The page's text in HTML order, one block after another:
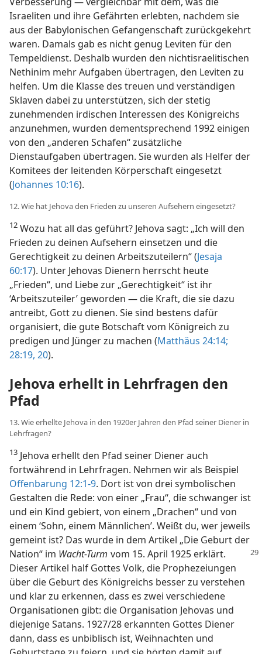
Israeliten und ihre Gefährten erlebten, nachdem sie
aus der Babylonischen Gefangenschaft zurückgekehrt
waren. Damals gab es nicht genug Leviten für den
Tempeldienst. Deshalb wurden den nichtisraelitischen
Nethinim mehr Aufgaben übertragen, den Leviten zu
helfen. Um die Klasse des treuen und verständigen
Sklaven dabei zu unterstützen, sich der stetig
zunehmenden irdischen Interessen des Königreichs
anzunehmen, wurden dementsprechend 1992 einigen
von den „anderen Schafen“ zusätzliche
Dienstaufgaben übertragen. Sie wurden als Helfer der
Komitees der leitenden Körperschaft eingesetzt
(Johannes 10:16).
12. Wie hat Jehova den Frieden zu unseren Aufsehern eingesetzt?
12 Wozu hat all das geführt? Jehova sagt: „Ich will den
Frieden zu deinen Aufsehern einsetzen und die
Gerechtigkeit zu deinen Arbeitszuteilern“ (Jesaja
60:17). Unter Jehovas Dienern herrscht heute
„Frieden“, und Liebe zur „Gerechtigkeit“ ist ihr
‘Arbeitszuteiler’ geworden — die Kraft, die sie dazu
antreibt, Gott zu dienen. Sie sind bestens dafür
organisiert, die gute Botschaft vom Königreich zu
predigen und Jünger zu machen (Matthäus 24:14;
28:19, 20).
Jehova erhellt in Lehrfragen den
Pfad
13. Wie erhellte Jehova in den 1920er Jahren den Pfad seiner Diener in
Lehrfragen?
13 Jehova erhellt den Pfad seiner Diener auch
fortwährend in Lehrfragen. Nehmen wir als Beispiel
Offenbarung 12:1-9. Dort ist von drei symbolischen
Gestalten die Rede: von einer „Frau“, die schwanger ist
und ein Kind gebiert, von einem „Drachen“ und von
einem ‘Sohn, einem Männlichen’. Weißt du, wer jeweils
gemeint ist? Das wurde in dem Artikel „Die Geburt der
Nation“ im Wacht-Turm vom 15. April 1925 erklärt.
Dieser Artikel half Gottes Volk, die Prophezeiungen
über die Geburt des Königreichs besser zu verstehen
und klar zu erkennen, dass es zwei verschiedene
Organisationen gibt: die Organisation Jehovas und
diejenige Satans. 1927/28 erkannten Gottes Diener
dann, dass es unbiblisch ist, Weihnachten und